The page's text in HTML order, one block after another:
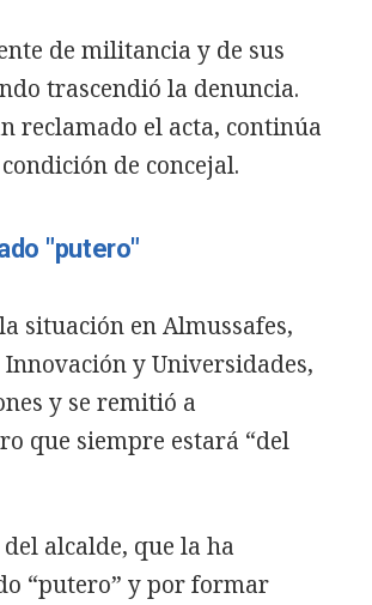
de militancia y de sus
trascendió la denuncia.
reclamado el acta, continúa
de concejal.
"putero"
situación en Almussafes,
y Universidades,
y se remitió a
que siempre estará “del
alcalde, que la ha
“putero” y por formar